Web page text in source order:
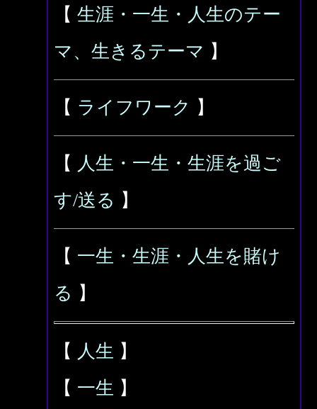
【 生涯・一生・人生のテー
マ、生きるテーマ 】
【 ライフワーク 】
【 人生・一生・生涯を過ご
す/送る 】
【 一生・生涯・人生を賭け
る 】
【 人生 】
【 一生 】